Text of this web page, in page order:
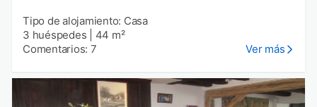
Tipo de alojamiento: Casa
3 huéspedes
44 m²
Comentarios: 7
Ver más